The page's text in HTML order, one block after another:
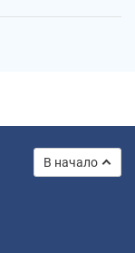
В начало